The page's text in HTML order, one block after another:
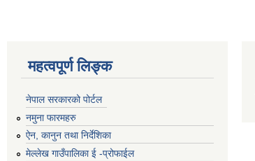
महत्वपूर्ण लिङ्क
नेपाल सरकारको पोर्टल
नमुना फारमहरु
ऐन, कानुन तथा निर्देशिका
मेल्लेख गाउँपालिका ई -प्रोफाईल